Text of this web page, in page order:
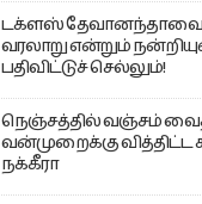
டக்ளஸ் தேவானந்தாவை
வரலாறு என்றும்
பதிவிட்டுச் செல்லும்!
நெஞ்சத்தில் வஞ்சம்
வன்முறைக்கு வித்திட்ட
நக்கீரா